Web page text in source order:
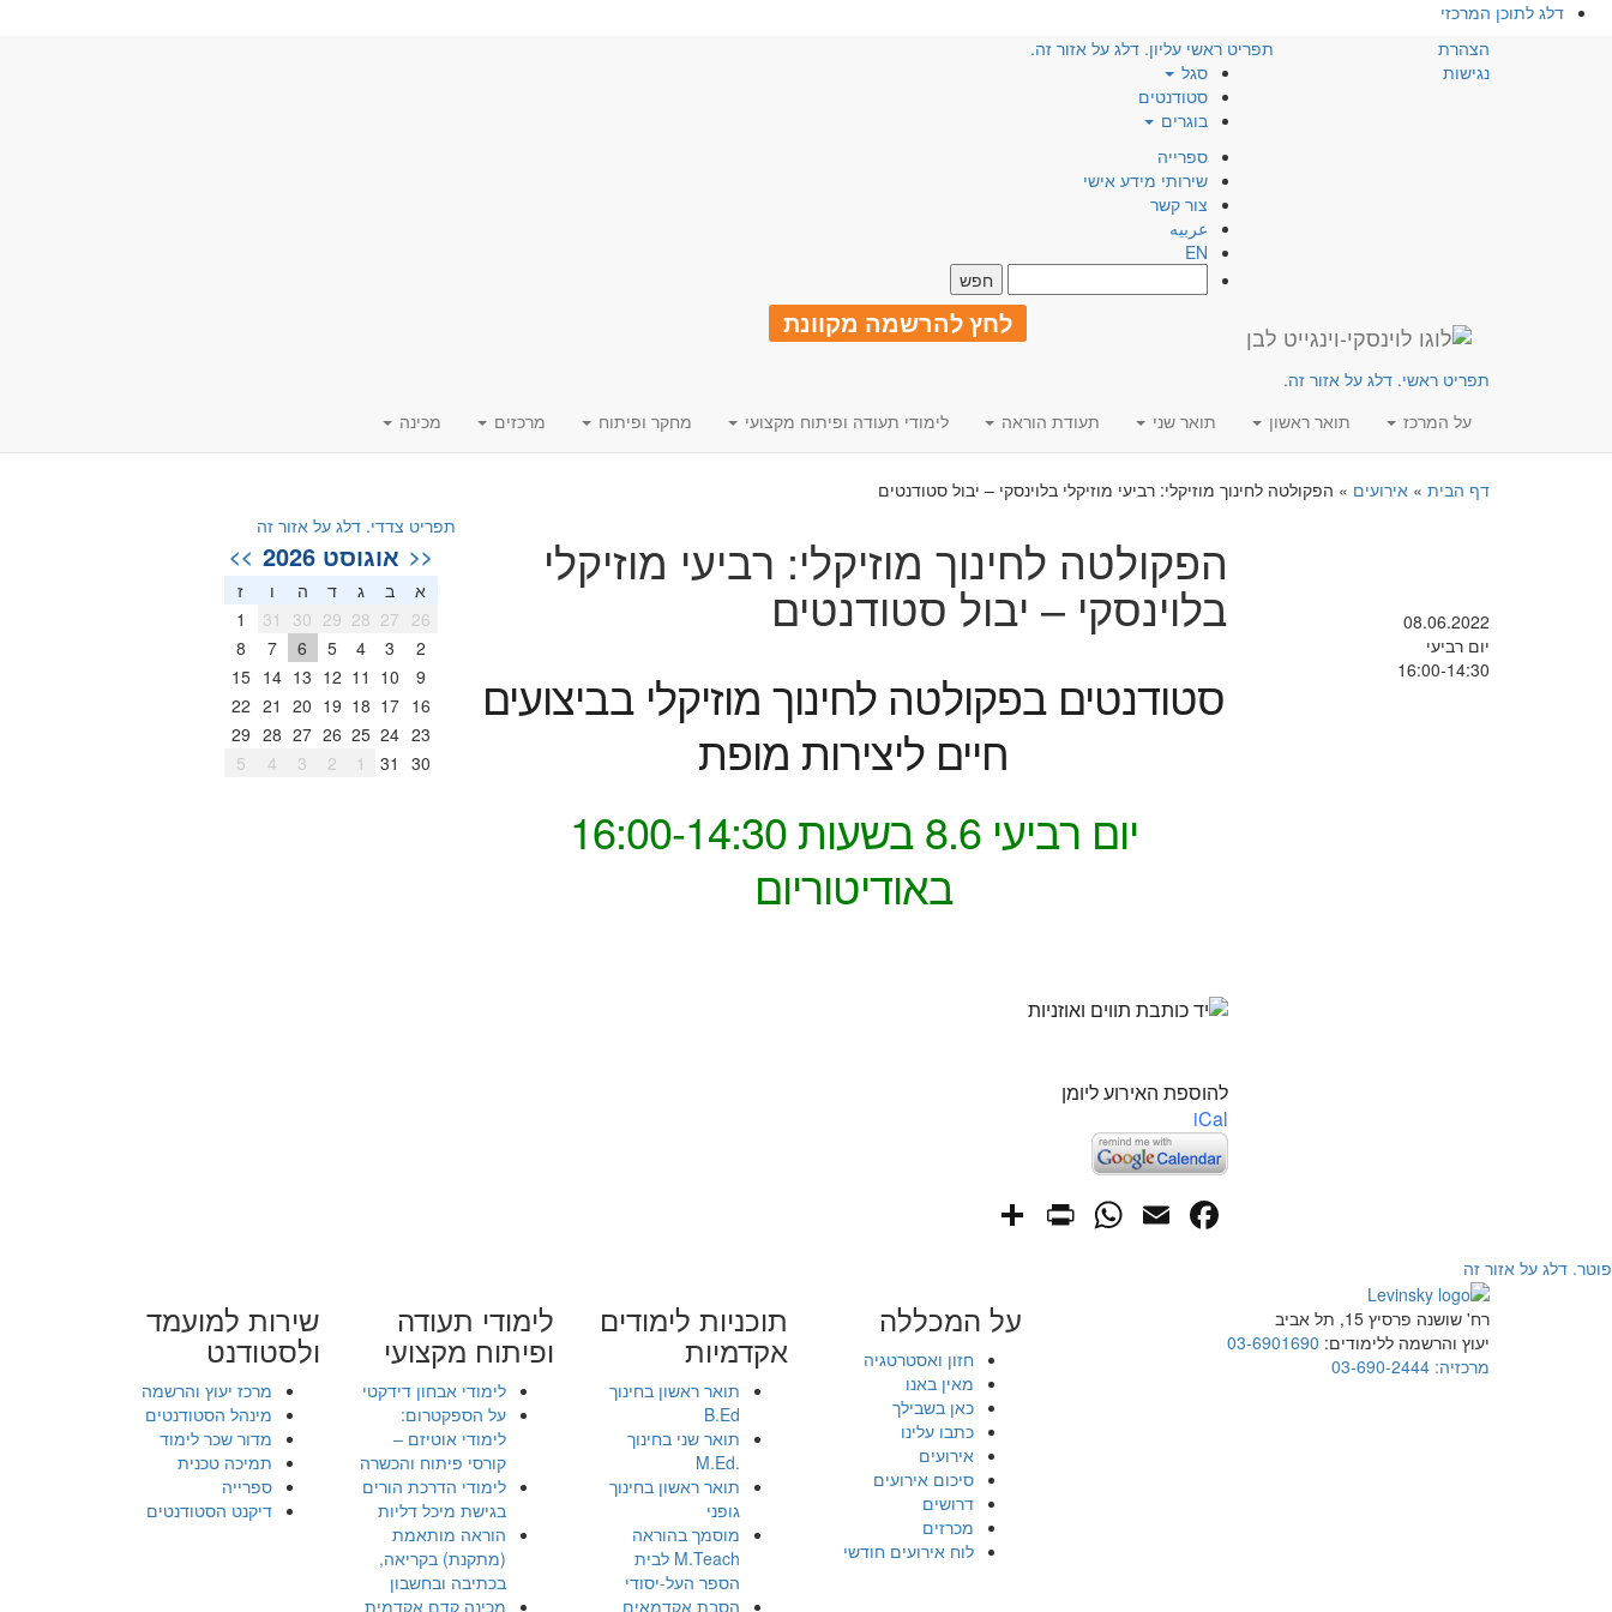
דלג לתוכן המרכזי
הצהרת
נגישות
תפריט ראשי עליון. דלג על אזור זה.
סגל
סטודנטים
בוגרים
ספרייה
שירותי מידע אישי
צור קשר
عربيه
EN
לחץ להרשמה מקוונת
תפריט ראשי. דלג על אזור זה.
על המרכז
תואר ראשון תואר שני תעודת הוראה לימודי תעודה ופיתוח מקצועי מחקר ופיתוח מרכזים מכינה
דף הבית » אירועים » הפקולטה לחינוך מוזיקלי: רביעי מוזיקלי בלוינסקי – יבול סטודנטים
08.06.2022
יום רביעי
16:00-14:30
הפקולטה לחינוך מוזיקלי: רביעי מוזיקלי
בלוינסקי – יבול סטודנטים
סטודנטים בפקולטה לחינוך מוזיקלי בביצועים
חיים ליצירות מופת
יום רביעי 8.6 בשעות 16:00-14:30
באודיטוריום
להוספת האירוע ליומן
iCal
Facebook
Email
WhatsApp
PrintFriendly
תפריט צדדי. דלג על אזור זה
<< אוגוסט 2026 >>
א ב ג ד ה ו
ז
26
27
28
29
30
31
1
2
3
4
5
6
7
8
9
10
11
12
13
14
15
16
17
18
19
20
21
22
23
24
25
26
27
28
29
30
31
1
2
3
4
5
פוטר. דלג על אזור זה
רח' שושנה פרסיץ 15, תל אביב
יעוץ והרשמה ללימודים: 03-6901690
מרכזיה: 03-690-2444
על המכללה
חזון ואסטרטגיה
מאין באנו
כאן בשבילך
כתבו עלינו
אירועים
סיכום אירועים
דרושים
מכרזים
לוח אירועים חודשי
תוכניות לימודים
אקדמיות
תואר ראשון בחינוך
B.Ed
תואר שני בחינוך
.M.Ed
תואר ראשון בחינוך
גופני
מוסמך בהוראה
M.Teach לבית
הספר העל-יסודי
הסבת אקדמאים
לימודי תעודה
ופיתוח מקצועי
לימודי אבחון דידקטי
על הספקטרום:
לימודי אוטיזם –
קורסי פיתוח והכשרה
לימודי הדרכת הורים
בגישת מיכל דליות
הוראה מותאמת
(מתקנת) בקריאה,
בכתיבה ובחשבון
מכינה קדם אקדמית
שירות למועמד
ולסטודנט
מרכז יעוץ והרשמה
מינהל הסטודנטים
מדור שכר לימוד
תמיכה טכנית
ספרייה
דיקנט הסטודנטים